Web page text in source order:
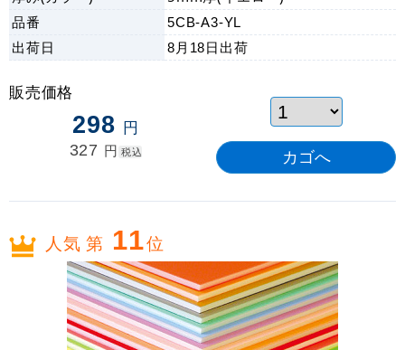
品番
5CB-A3-YL
出荷日 8月18日 出荷
販売価格
298 円
327 円 税込
人気 第 11位